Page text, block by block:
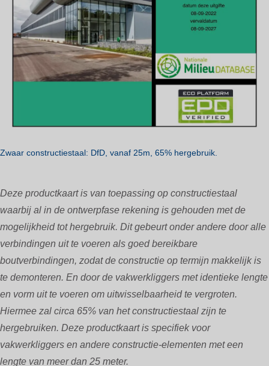
Zwaar constructiestaal: DfD, vanaf 25m, 65% hergebruik.
Deze productkaart is van toepassing op constructiestaal
waarbij al in de ontwerpfase rekening is gehouden met de
mogelijkheid tot hergebruik. Dit gebeurt onder andere door alle
verbindingen uit te voeren als goed bereikbare
boutverbindingen, zodat de constructie op termijn makkelijk is
te demonteren. En door de vakwerkliggers met identieke lengte
en vorm uit te voeren om uitwisselbaarheid te vergroten.
Hiermee zal circa 65% van het constructiestaal zijn te
hergebruiken. Deze productkaart is specifiek voor
vakwerkliggers en andere constructie-elementen met een
lengte van meer dan 25 meter.